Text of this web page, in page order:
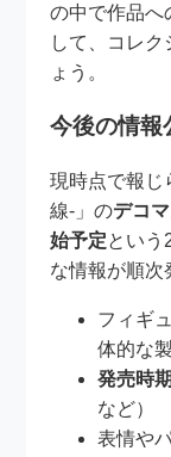
の中で作品へ
して、コレ
ょう。
今後の情報
現時点で報じ
線-」のデコ
始予定という
な情報が順次
フィギ
体的な
発売時
など）
表情や